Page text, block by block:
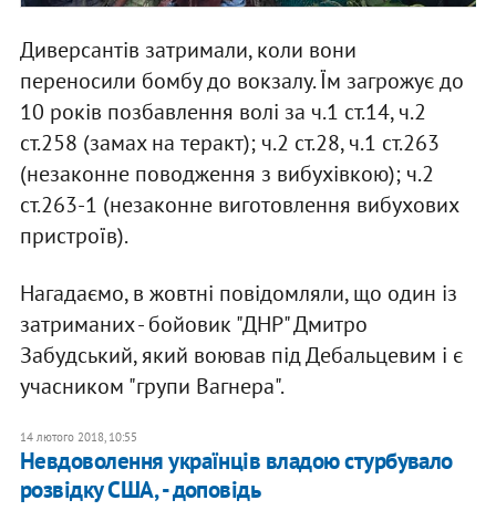
Диверсантів затримали, коли вони
переносили бомбу до вокзалу. Їм загрожує до
10 років позбавлення волі за ч.1 ст.14, ч.2
ст.258 (замах на теракт); ч.2 ст.28, ч.1 ст.263
(незаконне поводження з вибухівкою); ч.2
ст.263-1 (незаконне виготовлення вибухових
пристроїв).
Нагадаємо, в жовтні повідомляли, що один із
затриманих - бойовик "ДНР" Дмитро
Забудський, який воював під Дебальцевим і є
учасником "групи Вагнера".
14 лютого 2018, 10:55
Невдоволення українців владою стурбувало
розвідку США, - доповідь